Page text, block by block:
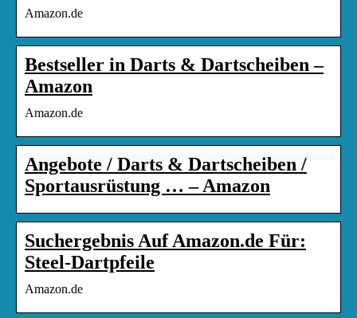
Amazon.de
Bestseller in Darts & Dartscheiben –
Amazon
Amazon.de
Angebote / Darts & Dartscheiben /
Sportausrüstung … – Amazon
Suchergebnis Auf Amazon.de Für:
Steel-Dartpfeile
Amazon.de